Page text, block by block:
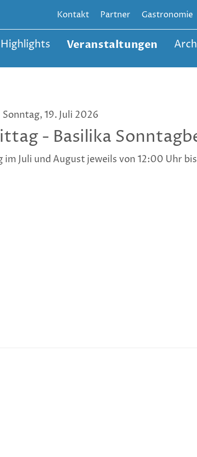
Kontakt Partner Gastronomie
Highlights Veranstaltungen
19. Juli 2026
- Basilika
im Juli und August jeweils von 12:00 Uhr